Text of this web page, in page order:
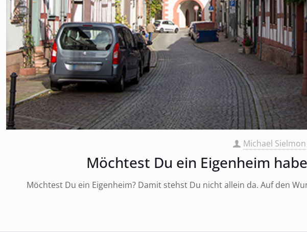
Michael Sielmon
Möchtest Du ein Eigenheim
Möchtest Du ein Eigenheim? Damit stehst Du nicht allein da. Auf den